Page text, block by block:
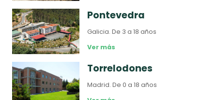
Pontevedra
Galicia.De 3 a 18 años
Ver más
Torrelodones
Madrid.De 0 a 18 años